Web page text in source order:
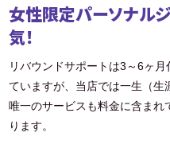
女性限定パーソナル
気！
リバウンドサポートは3～6ヶ
ていますが、当店では一生（生
唯一のサービスも料金に含まれ
ります。